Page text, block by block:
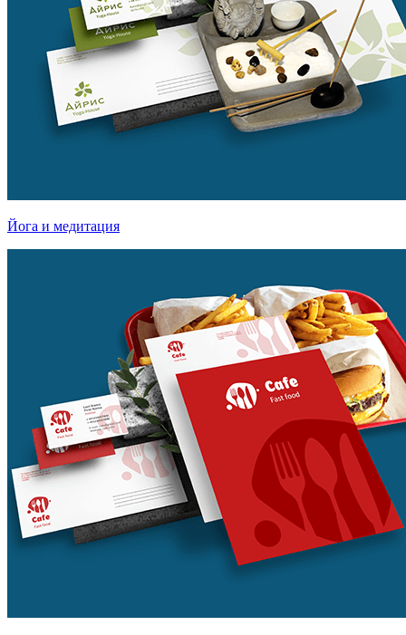
Йога и медитация